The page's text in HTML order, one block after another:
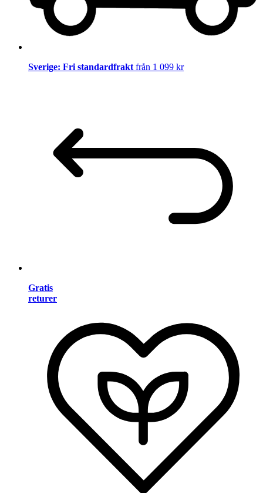
Sverige: Fri standardfrakt från 1 099 kr
Gratis
returer